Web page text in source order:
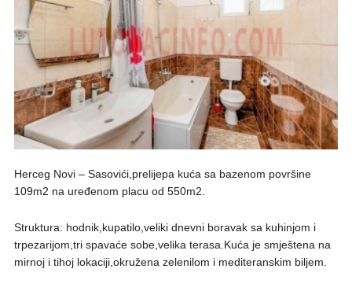
Herceg Novi – Sasovići,prelijepa kuća sa bazenom površine
109m2 na uređenom placu od 550m2.
Struktura: hodnik,kupatilo,veliki dnevni boravak sa kuhinjom i
trpezarijom,tri spavaće sobe,velika terasa.Kuća je smještena na
mirnoj i tihoj lokaciji,okružena zelenilom i mediteranskim biljem.